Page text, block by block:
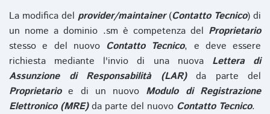
La modifica del provider/maintainer(Contatto Tecnico) di
un nome a dominio .sm è competenza del Proprietario
stesso e del nuovo Contatto Tecnico, e deve essere
richiesta mediante l'invio di una nuova Lettera di
Assunzione di Responsabilità (LAR)da parte del
Proprietarioe di un nuovo Modulo di Registrazione
Elettronico (MRE)da parte del nuovo Contatto Tecnico.